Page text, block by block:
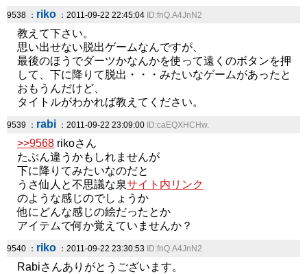
9538 ： riko ：2011-09-22 22:45:04 ID:fnQ.A4JnN2
教えて下さい。
思い出せない脱出ゲームなんですが、
最後のほうでダーツかなんかを使って遠くのボタンを押
して、下に降りて脱出・・・みたいなゲームがあったと
おもうんだけど、
タイトルがわかれば教えてください。
9539 ： rabi ：2011-09-22 23:09:00 ID:caEQXHCHw.
>>9568 rikoさん
たぶん違うかもしれませんが
下に降りてみたいなのだと
うさ仙人と不思議な泉サイト内リンク
のような感じのでしょうか
他にどんな感じの絵だったとか
アイテムで何か覚えていませんか？
9540 ： riko ：2011-09-22 23:30:53 ID:fnQ.A4JnN2
Rabiさんありがとうございます。